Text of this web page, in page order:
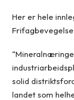
Her er hele
solid
landet som